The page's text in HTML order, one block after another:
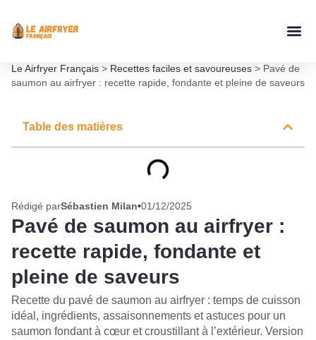
Le Airfryer Français > Recettes faciles et savoureuses > Pavé de
saumon au airfryer : recette rapide, fondante et pleine de saveurs
Table des matières
Rédigé parSébastien Milan•01/12/2025
Pavé de saumon au airfryer :
recette rapide, fondante et
pleine de saveurs
Recette du pavé de saumon au airfryer : temps de cuisson
idéal, ingrédients, assaisonnements et astuces pour un
saumon fondant à cœur et croustillant à l’extérieur. Version